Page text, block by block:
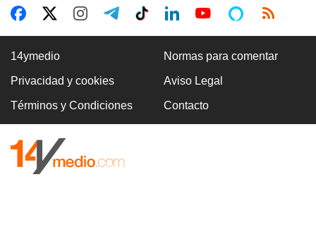
14ymedio Normas para comentar
Privacidad y cookies Aviso Legal
Términos y Condiciones Contacto